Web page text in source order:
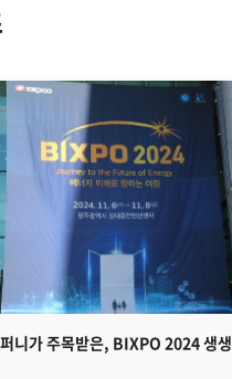
니가 주목받은, BIXPO 2024 생생